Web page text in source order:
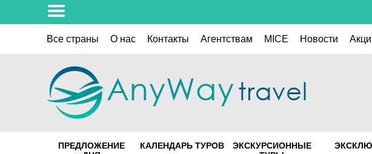
Все страны О нас Контакты Aгентствам MICE Новости
ПРЕДЛОЖЕНИЕ
КАЛЕНДАРЬ ТУРОВ
ЭКСКУРСИОННЫЕ